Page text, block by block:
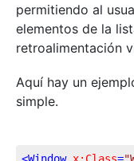
permitiendo al
elementos de la
retroalimentación
Aquí hay un
simple.